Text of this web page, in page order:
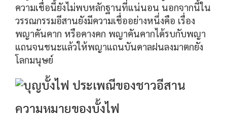
ความเชื่อนี้ยังไม่พบหลักฐานที่แน่นอน นอกจากนี้ใน
วรรณกรรมอีสานยังมีความเชื่ออย่างหนึ่งคือ เรื่อง
พญาคันคาก หรือคางคก พญาคันคากได้รบกับพญา
แถนจนชนะแล้วให้พญาแถนบันดาลฝนลงมาตกยัง
โลกมนุษย์
ความหมายของบั้งไฟ